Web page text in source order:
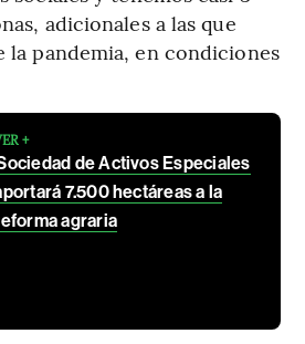
adicionales a las que
la pandemia, en condiciones
+
de Activos Especiales
7.500 hectáreas a la
agraria